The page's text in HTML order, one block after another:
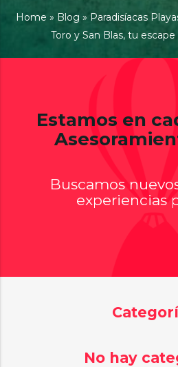
Home » Blog » Paradisíacas
Toro y San Blas, tu
Estamos en
Buscamos
experiencias
No hay